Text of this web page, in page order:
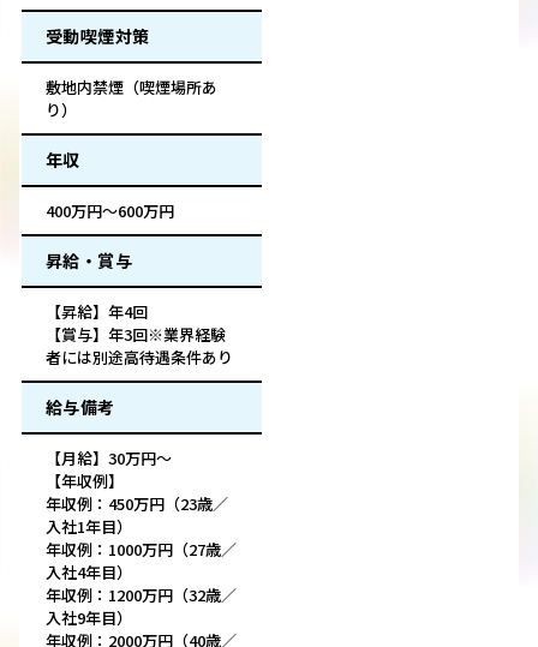
受動喫煙対策
敷地内禁煙（喫煙場所あ
り）
年収
400万円～600万円
昇給・賞与
【昇給】年4回
【賞与】年3回※業界経験
者には別途高待遇条件あり
給与備考
【月給】30万円～
【年収例】
年収例：450万円（23歳／
入社1年目）
年収例：1000万円（27歳／
入社4年目）
年収例：1200万円（32歳／
入社9年目）
年収例：2000万円（40歳／